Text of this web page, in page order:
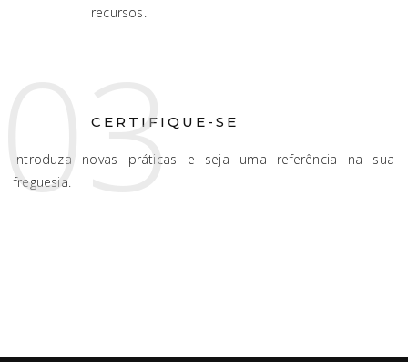
recursos.
03
CERTIFIQUE-SE
Introduza novas práticas e seja uma referência na sua
freguesia.